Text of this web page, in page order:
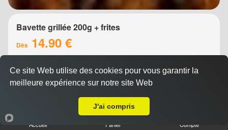
Bavette grillée 200g + frites
Dès 14.90 €
Accueil Panier Compte
Ce site Web utilise des cookies pour vous garantir la
meilleure expérience sur notre site Web
J'ai compris